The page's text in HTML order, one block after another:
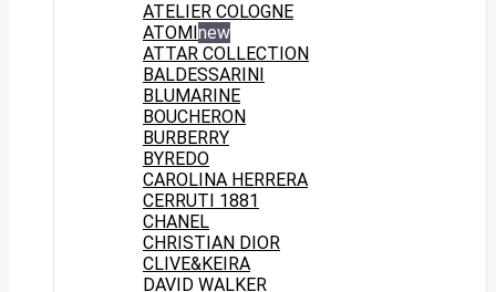
ATELIER COLOGNE
ATOMI new
ATTAR COLLECTION
BALDESSARINI
BLUMARINE
BOUCHERON
BURBERRY
BYREDO
CAROLINA HERRERA
CERRUTI 1881
CHANEL
CHRISTIAN DIOR
CLIVE&KEIRA
DAVID WALKER